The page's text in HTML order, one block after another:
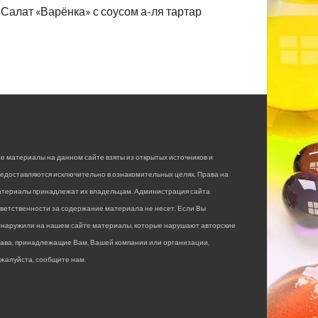
Салат «Варёнка» с соусом а-ля тартар
материалы на данном сайте взяты из открытых источников и
исключительно в ознакомительных целях. Права на
принадлежат их владельцам. Администрация сайта
за содержание материала не несет. Если Вы
на нашем сайте материалы, которые нарушают авторские
принадлежащие Вам, Вашей компании или организации,
сообщите нам.